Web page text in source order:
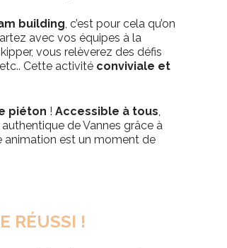
building, c’est pour cela qu’on
artez avec vos équipes à la
vous relèverez des défis
Cette activitéconviviale et
piéton ! Accessible à tous,
de Vannes grâce à
animation est un moment de
RÉUSSI !